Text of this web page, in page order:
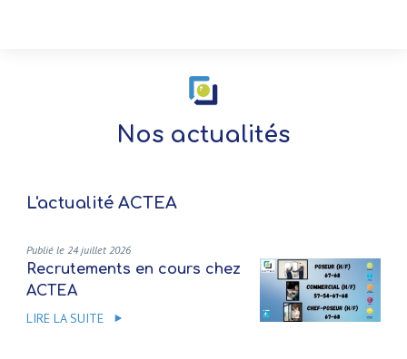
Nos actualités
L'actualité ACTEA
Publié le 24 juillet 2026
Recrutements en cours chez
ACTEA
LIRE LA SUITE